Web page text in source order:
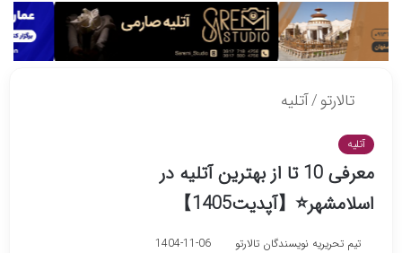
تالارتو/آتلیه
آتلیه
معرفی 10 تا از بهترین آتلیه در
اسلامشهر⭐️【آپدیت1405】
تیم تحریریه نویسندگان تالارتو
1404-11-06